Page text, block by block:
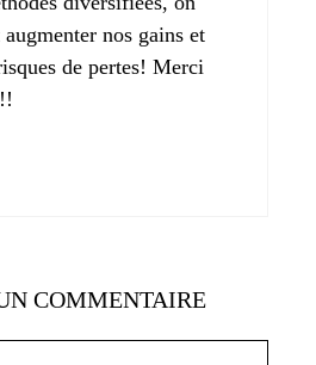
nos gains et
de pertes! Merci
COMMENTAIRE